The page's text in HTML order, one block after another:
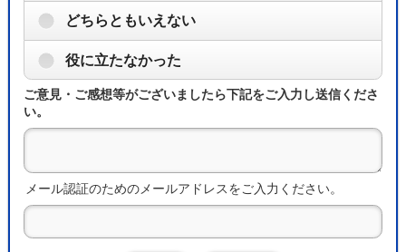
どちらともいえない
役に立たなかった
ご意見・ご感想等がございましたら下記をご入力し送信くださ
い。
メール認証のためのメールアドレスをご入力ください。